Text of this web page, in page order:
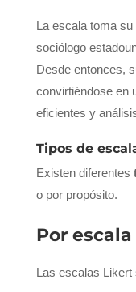
La escala toma
sociólogo
Desde entonces,
convirtiéndose en
eficientes y
Tipos de
Existen diferentes
o por propósito.
Por escala
Las escalas Likert